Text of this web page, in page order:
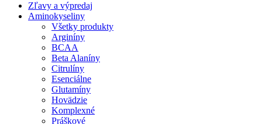
Zľavy a výpredaj
Aminokyseliny
Všetky produkty
Arginíny
BCAA
Beta Alaníny
Citrulíny
Esenciálne
Glutamíny
Hovädzie
Komplexné
Práškové